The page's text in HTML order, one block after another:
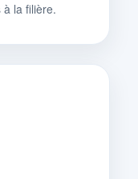
la filière.